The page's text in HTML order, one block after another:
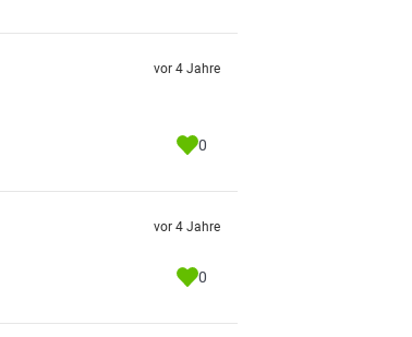
vor 4 Jahre
0
vor 4 Jahre
0